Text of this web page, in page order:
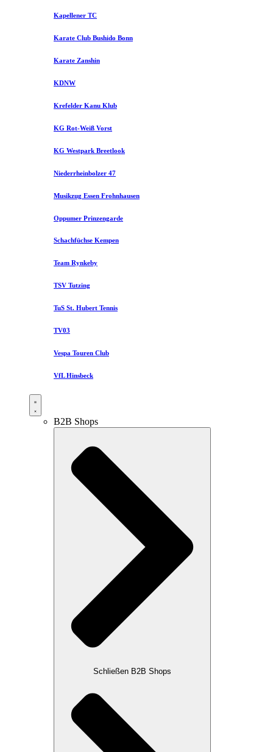
Kapellener TC
Karate Club Bushido Bonn
Karate Zanshin
KDNW
Krefelder Kanu Klub
KG Rot-Weiß Vorst
KG Westpark Breetlook
Niederrheinbolzer 47
Musikzug Essen Frohnhausen
Oppumer Prinzengarde
Schachfüchse Kempen
Team Rynkeby
TSV Tutzing
TuS St. Hubert Tennis
TV03
Vespa Touren Club
VfL Hinsbeck
B2B Shops
Schließen B2B Shops